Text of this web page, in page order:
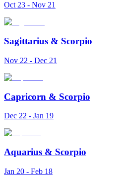
Oct 23 - Nov 21
Sagittarius & Scorpio
Nov 22 - Dec 21
Capricorn & Scorpio
Dec 22 - Jan 19
Aquarius & Scorpio
Jan 20 - Feb 18